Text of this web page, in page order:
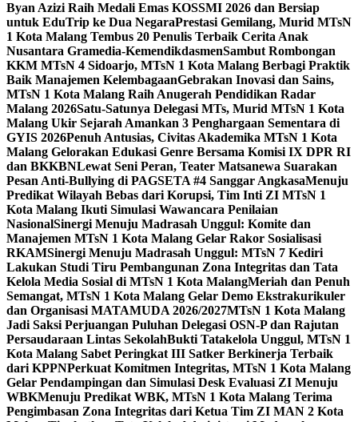
Byan Azizi Raih Medali Emas KOSSMI 2026 dan Bersiap
untuk EduTrip ke Dua NegaraPrestasi Gemilang, Murid MTsN
1 Kota Malang Tembus 20 Penulis Terbaik Cerita Anak
Nusantara Gramedia-KemendikdasmenSambut Rombongan
KKM MTsN 4 Sidoarjo, MTsN 1 Kota Malang Berbagi Praktik
Baik Manajemen KelembagaanGebrakan Inovasi dan Sains,
MTsN 1 Kota Malang Raih Anugerah Pendidikan Radar
Malang 2026Satu-Satunya Delegasi MTs, Murid MTsN 1 Kota
Malang Ukir Sejarah Amankan 3 Penghargaan Sementara di
GYIS 2026Penuh Antusias, Civitas Akademika MTsN 1 Kota
Malang Gelorakan Edukasi Genre Bersama Komisi IX DPR RI
dan BKKBNLewat Seni Peran, Teater Matsanewa Suarakan
Pesan Anti-Bullying di PAGSETA #4 Sanggar AngkasaMenuju
Predikat Wilayah Bebas dari Korupsi, Tim Inti ZI MTsN 1
Kota Malang Ikuti Simulasi Wawancara Penilaian
NasionalSinergi Menuju Madrasah Unggul: Komite dan
Manajemen MTsN 1 Kota Malang Gelar Rakor Sosialisasi
RKAMSinergi Menuju Madrasah Unggul: MTsN 7 Kediri
Lakukan Studi Tiru Pembangunan Zona Integritas dan Tata
Kelola Media Sosial di MTsN 1 Kota MalangMeriah dan Penuh
Semangat, MTsN 1 Kota Malang Gelar Demo Ekstrakurikuler
dan Organisasi MATAMUDA 2026/2027MTsN 1 Kota Malang
Jadi Saksi Perjuangan Puluhan Delegasi OSN-P dan Rajutan
Persaudaraan Lintas SekolahBukti Tatakelola Unggul, MTsN 1
Kota Malang Sabet Peringkat III Satker Berkinerja Terbaik
dari KPPNPerkuat Komitmen Integritas, MTsN 1 Kota Malang
Gelar Pendampingan dan Simulasi Desk Evaluasi ZI Menuju
WBKMenuju Predikat WBK, MTsN 1 Kota Malang Terima
Pengimbasan Zona Integritas dari Ketua Tim ZI MAN 2 Kota